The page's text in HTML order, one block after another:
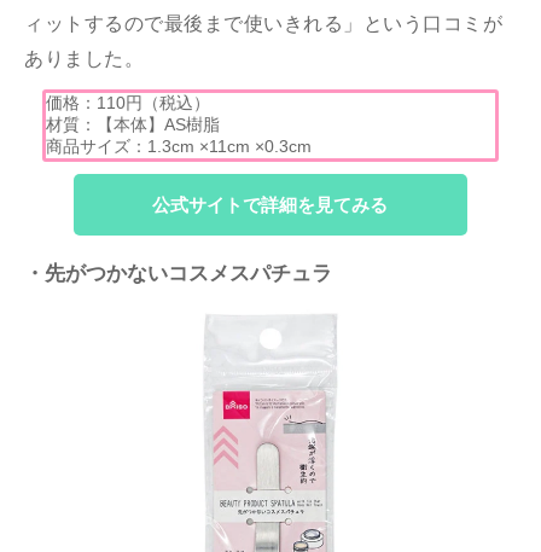
ィットするので最後まで使いきれる」という口コミが
ありました。
価格：110円（税込）
材質：【本体】AS樹脂
商品サイズ：1.3cm ×11cm ×0.3cm
公式サイトで詳細を見てみる
・先がつかないコスメスパチュラ